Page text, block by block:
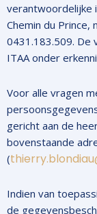
verantwoordelijke
Chemin du
0431.183.509. De
ITAA onder
Voor alle vragen
gericht aan de
bovenstaande
(
Indien van
de